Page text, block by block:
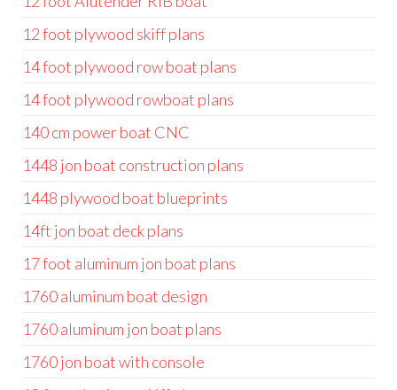
12 foot plywood skiff plans
14 foot plywood row boat plans
14 foot plywood rowboat plans
140 cm power boat CNC
1448 jon boat construction plans
1448 plywood boat blueprints
14ft jon boat deck plans
17 foot aluminum jon boat plans
1760 aluminum boat design
1760 aluminum jon boat plans
1760 jon boat with console